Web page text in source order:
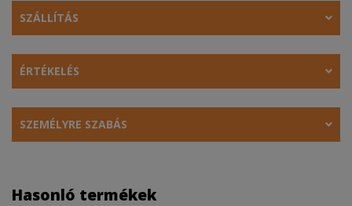
SZÁLLÍTÁS
ÉRTÉKELÉS
SZEMÉLYRE SZABÁS
Hasonló termékek